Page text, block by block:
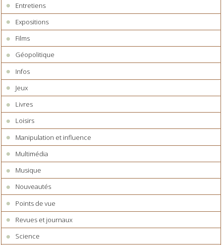
Entretiens
Expositions
Films
Géopolitique
Infos
Jeux
Livres
Loisirs
Manipulation et influence
Multimédia
Musique
Nouveautés
Points de vue
Revues et journaux
Science